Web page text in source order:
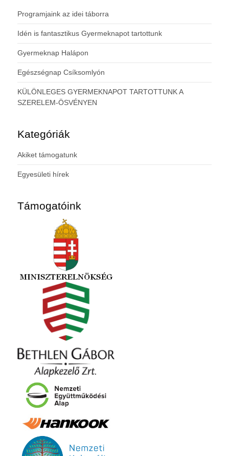
Programjaink az idei táborra
Idén is fantasztikus Gyermeknapot tartottunk
Gyermeknap Halápon
Egészségnap Csíksomlyón
KÜLÖNLEGES GYERMEKNAPOT TARTOTTUNK A
SZERELEM-ÖSVÉNYEN
Kategóriák
Akiket támogatunk
Egyesületi hírek
Támogatóink